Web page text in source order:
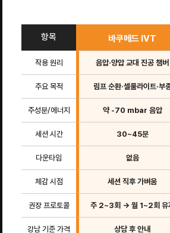
항목 바쿠메드 IVT
작용 원리 음압·양압 교대 진공 챔버
주요 목적 림프 순환·셀룰라이트·부
주성분/에너지 약 -70 mbar 음압
세션 시간 30~45분
다운타임 없음
체감 시점 세션 직후 가벼움
권장 프로토콜 주 2~3회 → 월 1~2회 유
강남 기준 가격 상담 후 안내